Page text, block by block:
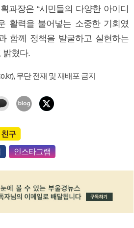
과장은 “시민들의 다양한 아이디
활력을 불어넣는 소중한 기회였
함께 정책을 발굴하고 실현하는
밝혔다.
무단 전재 및 재배포 금지
구
인스타그램